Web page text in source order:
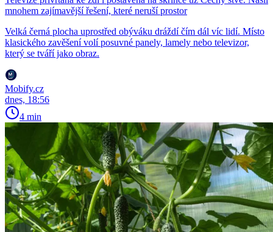
mnohem zajímavější řešení, které neruší prostor
Velká černá plocha uprostřed obýváku dráždí čím dál víc lidí. Místo
klasického zavěšení volí posuvné panely, lamely nebo televizor,
který se tváří jako obraz.
Mobify.cz
dnes, 18:56
4 min